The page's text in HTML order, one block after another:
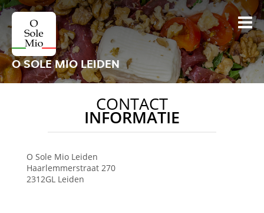
O SOLE MIO LEIDEN
CONTACT
INFORMATIE
O Sole Mio Leiden
Haarlemmerstraat 270
2312GL Leiden